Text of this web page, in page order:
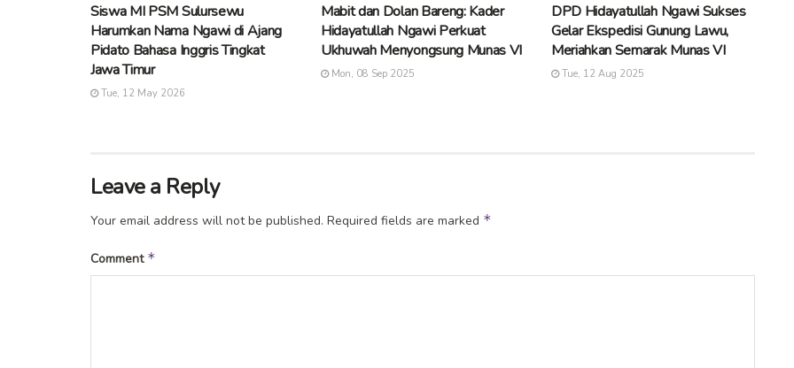
Siswa MI PSM Sulursewu
Harumkan Nama Ngawi di Ajang
Pidato Bahasa Inggris Tingkat
Jawa Timur
Tue, 12 May 2026
Mabit dan Dolan Bareng: Kader
Hidayatullah Ngawi Perkuat
Ukhuwah Menyongsung Munas VI
Mon, 08 Sep 2025
DPD Hidayatullah Ngawi Sukses
Gelar Ekspedisi Gunung Lawu,
Meriahkan Semarak Munas VI
Tue, 12 Aug 2025
Leave a Reply
Your email address will not be published. Required fields are marked *
Comment *